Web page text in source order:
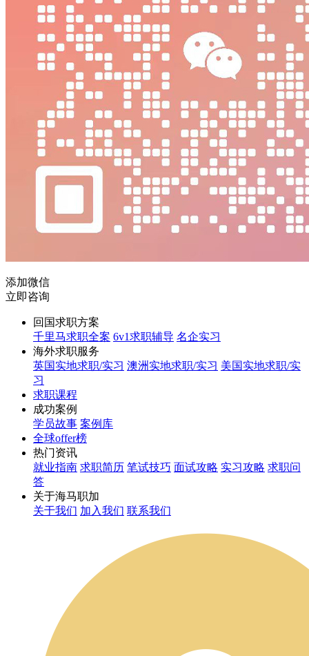
添加微信
立即咨询
回国求职方案
千里马求职全案 6v1求职辅导 名企实习
海外求职服务
英国实地求职/实习 澳洲实地求职/实习 美国实地求职/实
习
求职课程
成功案例
学员故事 案例库
全球offer榜
热门资讯
就业指南 求职简历 笔试技巧 面试攻略 实习攻略 求职问
答
关于海马职加
关于我们 加入我们 联系我们